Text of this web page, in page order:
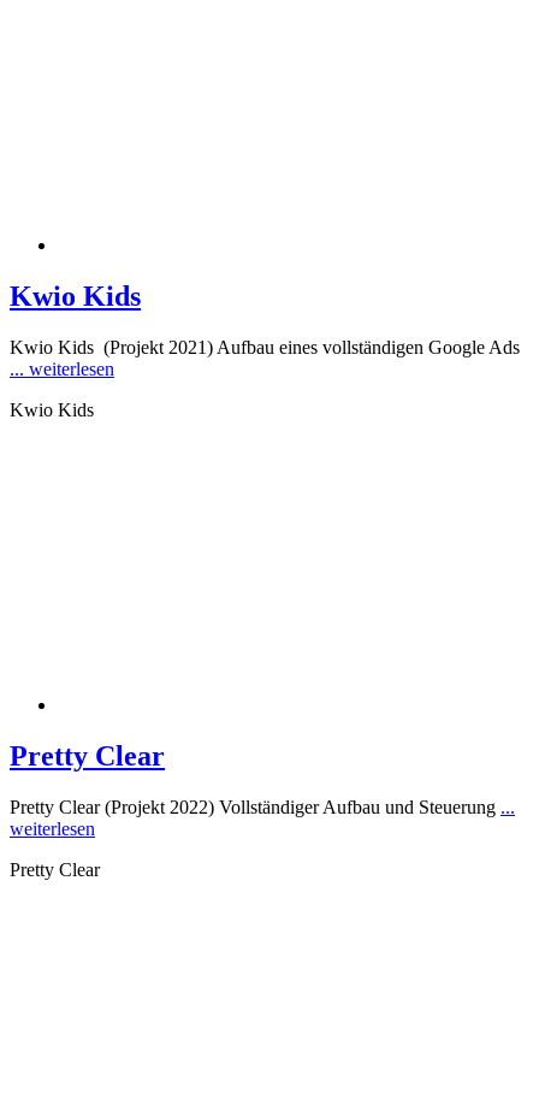
Kwio Kids
Kwio Kids (Projekt 2021) Aufbau eines vollständigen Google Ads
... weiterlesen
Kwio Kids
Pretty Clear
Pretty Clear (Projekt 2022) Vollständiger Aufbau und Steuerung ...
weiterlesen
Pretty Clear